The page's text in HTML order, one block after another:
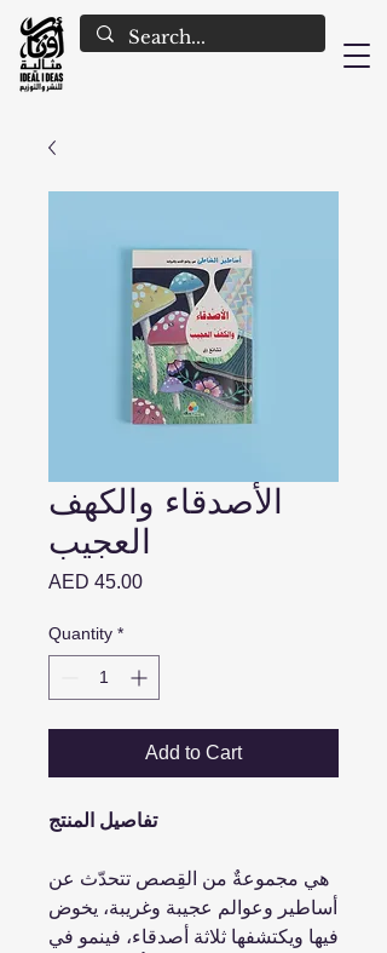
الأصدقاء والكهف
العجيب
AED 45.00Price
Quantity *
Add to Cart
تفاصيل المنتج
هي مجموعةٌ من القِصص تتحدّث عن
أساطير وعوالم عجيبة وغريبة، يخوض
فيها ويكتشفها ثلاثة أصدقاء، فينمو في